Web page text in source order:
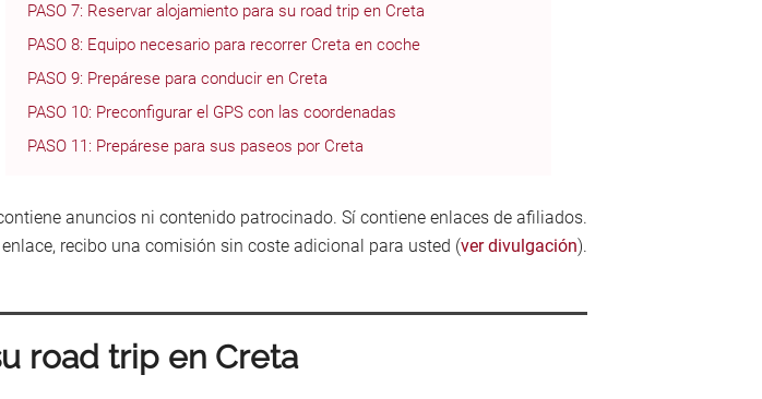
PASO 7: Reservar alojamiento para su road trip en Creta
PASO 8: Equipo necesario para recorrer Creta en coche
PASO 9: Prepárese para conducir en Creta
PASO 10: Preconfigurar el GPS con las coordenadas
PASO 11: Prepárese para sus paseos por Creta
anuncios ni contenido patrocinado. Sí contiene enlaces de afiliados.
recibo una comisión sin coste adicional para usted (ver divulgación).
road trip en Creta